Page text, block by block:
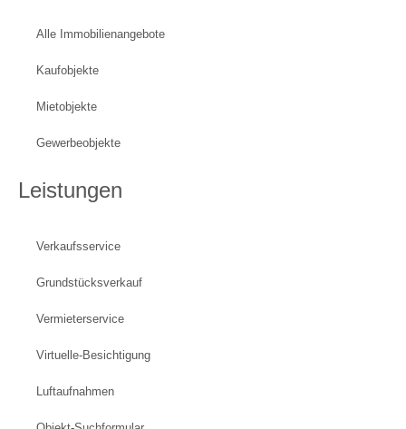
Alle Immobilienangebote
Kaufobjekte
Mietobjekte
Gewerbeobjekte
Leistungen
Verkaufsservice
Grundstücksverkauf
Vermieterservice
Virtuelle-Besichtigung
Luftaufnahmen